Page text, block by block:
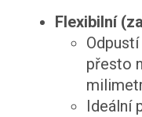
Flexibilní
přesto
Ideální